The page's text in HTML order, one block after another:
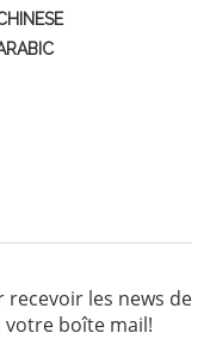
recevoir les news de
boîte mail!